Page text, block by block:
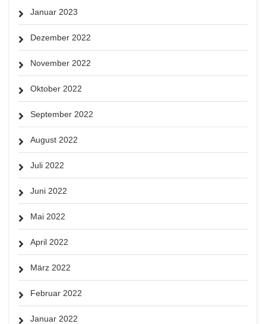
Januar 2023
Dezember 2022
November 2022
Oktober 2022
September 2022
August 2022
Juli 2022
Juni 2022
Mai 2022
April 2022
März 2022
Februar 2022
Januar 2022